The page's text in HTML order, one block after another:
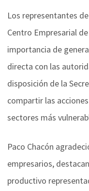
Los representantes
Centro Empresarial
importancia de
directa con las
disposición de la
compartir las
sectores más
Paco Chacón
empresarios,
productivo